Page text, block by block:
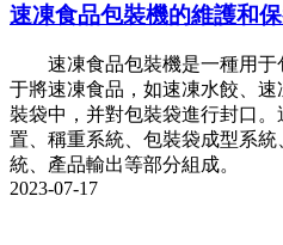
速凍食品包裝機的維護和
速凍食品包裝機是一種用于
于將速凍食品，如速凍水餃、
裝袋中，并對包裝袋進行封口
置、稱重系統、包裝袋成型系
統、產品輸出等部分組成。
2023-07-17